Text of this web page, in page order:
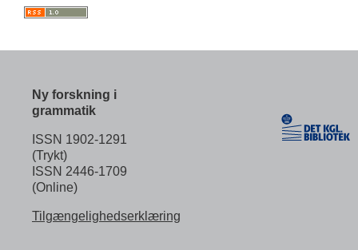
Ny forskning i
grammatik
ISSN 1902-1291
(Trykt)
ISSN 2446-1709
(Online)
Tilgængelighedserklæring